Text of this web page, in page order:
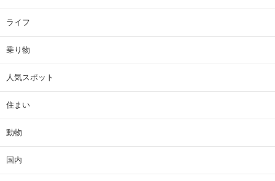
ライフ
乗り物
人気スポット
住まい
動物
国内